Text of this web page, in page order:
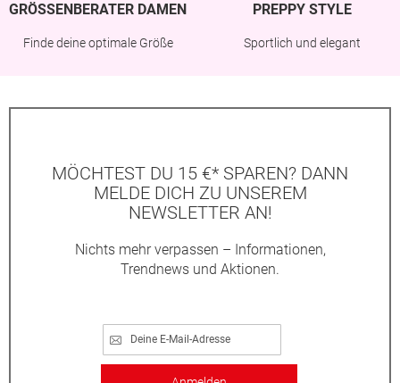
GRÖSSENBERATER DAMEN
Finde deine optimale Größe
PREPPY STYLE
Sportlich und elegant
MÖCHTEST DU 15 €* SPAREN? DANN
MELDE DICH ZU UNSEREM
NEWSLETTER AN!
Nichts mehr verpassen – Informationen,
Trendnews und Aktionen.